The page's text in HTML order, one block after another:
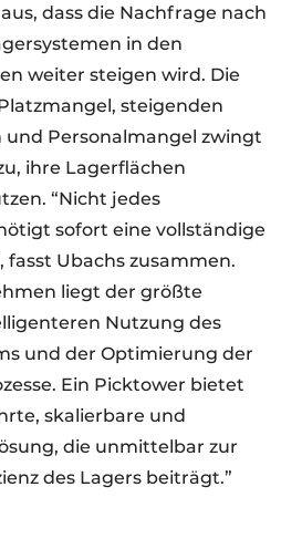
dass die Nachfrage nach
in den
weiter steigen wird. Die
steigenden
Personalmangel zwingt
ihre Lagerflächen
“Nicht jedes
sofort eine vollständige
Ubachs zusammen.
liegt der größte
Nutzung des
und der Optimierung der
Ein Picktower bietet
skalierbare und
die unmittelbar zur
des Lagers beiträgt.”